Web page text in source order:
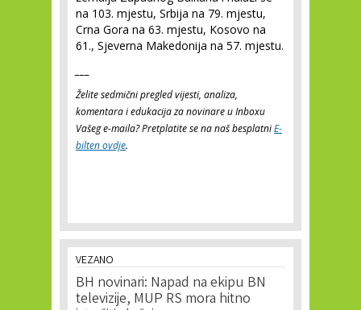
na 103. mjestu, Srbija na 79. mjestu,
Crna Gora na 63. mjestu, Kosovo na
61., Sjeverna Makedonija na 57. mjestu.
Želite sedmični pregled vijesti, analiza,
komentara i edukacija za novinare u Inboxu
Vašeg e-maila? Pretplatite se na naš besplatniE-
bilten ovdje.
VEZANO
BH novinari: Napad na ekipu BN
televizije, MUP RS mora hitno